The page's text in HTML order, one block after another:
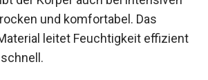
der Körper auch bei intensiven
und komfortabel. Das
leitet Feuchtigkeit
schnell.